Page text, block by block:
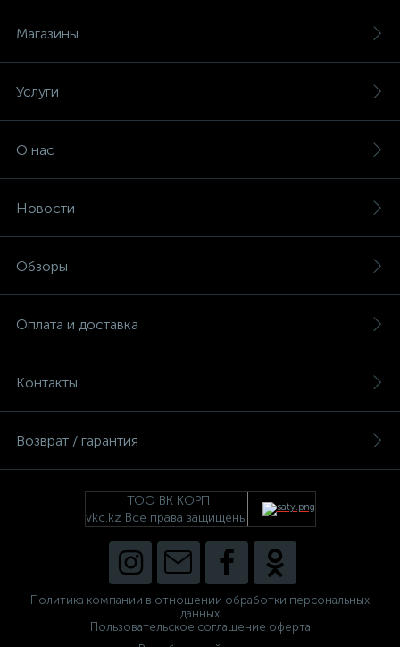
Магазины
Услуги
О нас
Новости
Обзоры
Оплата и доставка
Контакты
Возврат / гарантия
ТОО ВК КОРП
vkc.kz Все права защищены
Политика компании в отношении обработки персональных
данных
Пользовательское соглашение оферта